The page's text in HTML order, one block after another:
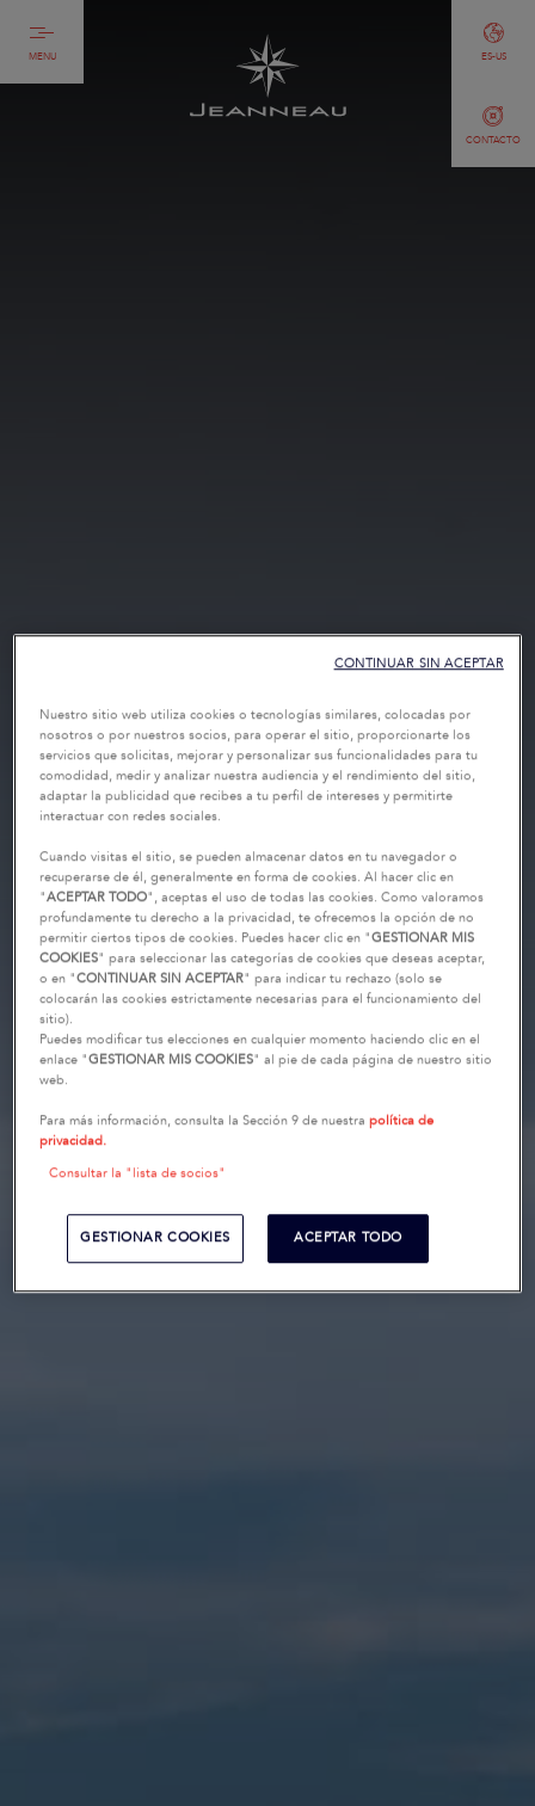
MENU
CONTACTO
ES-US
Nuestro sitio web utiliza cookies o tecnologías similares, colocadas por
nosotros o por nuestros socios, para operar el sitio, proporcionarte los
servicios que solicitas, mejorar y personalizar sus funcionalidades para tu
comodidad, medir y analizar nuestra audiencia y el rendimiento del sitio,
adaptar la publicidad que recibes a tu perfil de intereses y permitirte
interactuar con redes sociales.
Cuando visitas el sitio, se pueden almacenar datos en tu navegador o
recuperarse de él, generalmente en forma de cookies. Al hacer clic en
"ACEPTAR TODO", aceptas el uso de todas las cookies. Como valoramos
profundamente tu derecho a la privacidad, te ofrecemos la opción de no
permitir ciertos tipos de cookies. Puedes hacer clic en "GESTIONAR MIS
COOKIES" para seleccionar las categorías de cookies que deseas aceptar,
o en "CONTINUAR SIN ACEPTAR" para indicar tu rechazo (solo se
colocarán las cookies estrictamente necesarias para el funcionamiento del
sitio).
Puedes modificar tus elecciones en cualquier momento haciendo clic en el
enlace "GESTIONAR MIS COOKIES" al pie de cada página de nuestro sitio
web.
Para más información, consulta la Sección 9 de nuestrapolítica de
privacidad.
Consultar la "lista de socios"
GESTIONAR COOKIES ACEPTAR TODO
CONTINUAR SIN ACEPTAR